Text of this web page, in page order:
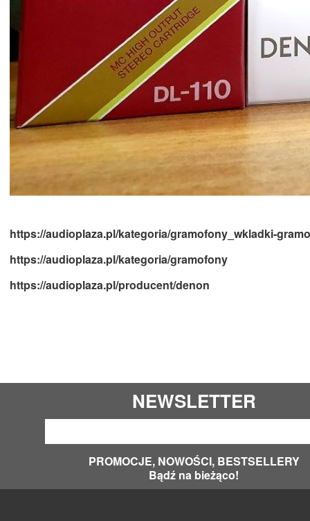
https://audioplaza.pl/kategoria/gramofony_wkladki-
https://audioplaza.pl/kategoria/gramofony
https://audioplaza.pl/producent/denon
NEWSLETTER
PROMOCJE, NOWOŚCI, BESTSELLERY
Bądź na bieżąco!